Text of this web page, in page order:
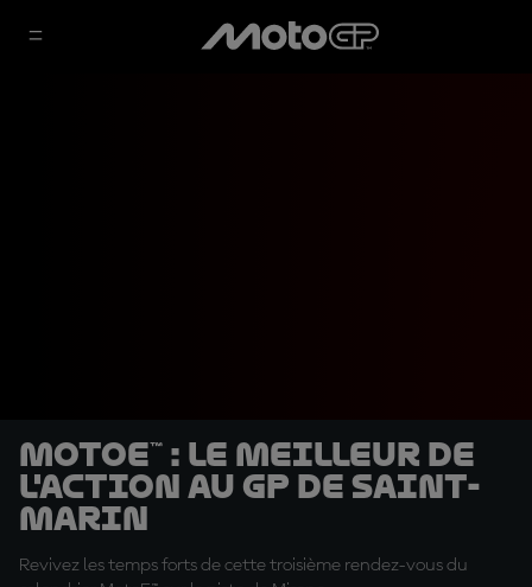
MotoE™ : Le meilleur de
l'action au GP de Saint-
Marin
Revivez les temps forts de cette troisième rendez-vous du